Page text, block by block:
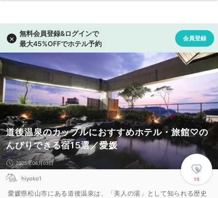
道後温泉のカップルにおすすめホテル・旅館♡の
んびりできる宿15選／愛媛
15
2025年06月03日
hiyoko1
愛媛県松山市にある道後温泉は、「美人の湯」として知られる歴史